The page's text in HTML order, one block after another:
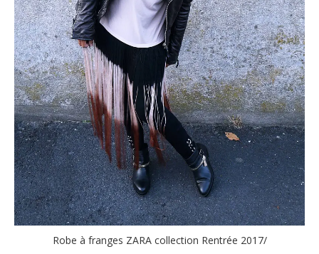
Robe à franges ZARA collection Rentrée 2017/